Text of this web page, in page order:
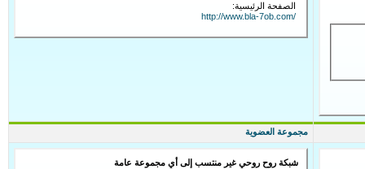
الصفحة الرئيسية:
http://www.bla-7ob.com/
مجموعة العضوية
شبكة روح روحي غير منتسب إلى أي مجموعة عامة